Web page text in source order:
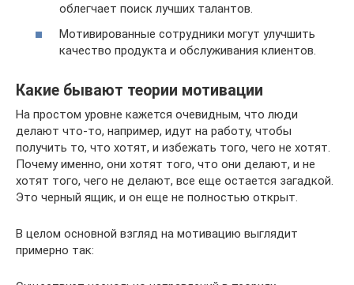
облегчает поиск лучших талантов.
Мотивированные сотрудники могут улучшить
качество продукта и обслуживания клиентов.
Какие бывают теории мотивации
На простом уровне кажется очевидным, что люди
делают что-то, например, идут на работу, чтобы
получить то, что хотят, и избежать того, чего не хотят.
Почему именно, они хотят того, что они делают, и не
хотят того, чего не делают, все еще остается загадкой.
Это черный ящик, и он еще не полностью открыт.
В целом основной взгляд на мотивацию выглядит
примерно так: